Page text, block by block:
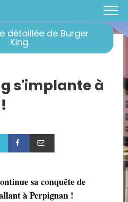
détaillée de Burger
King
s'implante à
sa conquête de
à Perpignan !